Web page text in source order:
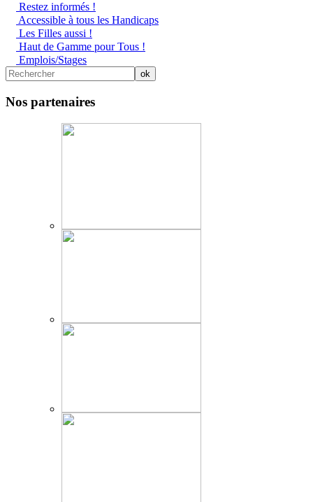
Restez informés !
Accessible à tous les Handicaps
Les Filles aussi !
Haut de Gamme pour Tous !
Emplois/Stages
Nos partenaires